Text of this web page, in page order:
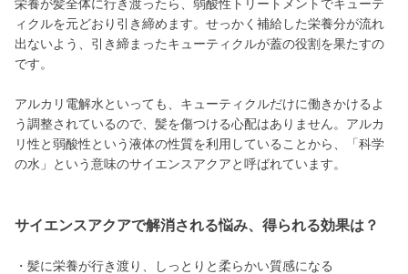
栄養が髪全体に行き渡ったら、弱酸性トリートメントでキューテ
ィクルを元どおり引き締めます。せっかく補給した栄養分が流れ
出ないよう、引き締まったキューティクルが蓋の役割を果たすの
です。
アルカリ電解水といっても、キューティクルだけに働きかけるよ
う調整されているので、髪を傷つける心配はありません。アルカ
リ性と弱酸性という液体の性質を利用していることから、「科学
の水」という意味のサイエンスアクアと呼ばれています。
サイエンスアクアで解消される悩み、得られる効果は？
・髪に栄養が行き渡り、しっとりと柔らかい質感になる